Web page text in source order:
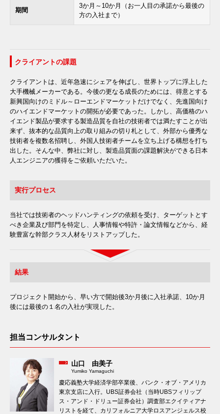
期間
3か月～10か月（お一人目の承諾から最後の
方の入社まで）
クライアントの課題
クライアントは、近年急速にシェアを伸ばし、世界トップに浮上した
大手機械メーカーである。今後の更なる成長のためには、得意とする
新興国向けのミドル～ローエンドマーケットだけでなく、先進国向け
のハイエンドマーケットの開拓が必要であった。しかし、高価格のハ
イエンド製品が要求する製造品質を自社の技術者では満たすことが出
来ず、抜本的な品質向上の取り組みの切り札として、外部から優秀な
技術者を複数名招聘し、外国人技術者チームを立ち上げる構想を打ち
出した。そんな中、弊社に対し、製造品質面の課題解決ができる日本
人エンジニアの獲得をご依頼いただいた。
実行プロセス
当社では技術者のヘッドハンティングの依頼を受け、ターゲットとす
べき企業及び部門を特定し、人事情報や特許・論文情報などから、経
験豊富な幹部クラス人材をリストアップした。
結果
プロジェクト開始から、早い方で開始後3か月後に入社承諾、10か月
後には最後の１名の入社が実現した。
担当コンサルタント
山口 由美子
Yumiko Yamaguchi
慶応義塾大学経済学部卒業後、バンク・オブ・アメリカ
東京支店に入行。UBS証券会社（当時UBSフィリップ
ス・アンド・ドリュー証券会社）調査部エクイティアナ
リストを経て、カリフォルニア大学ロスアンジェルス校